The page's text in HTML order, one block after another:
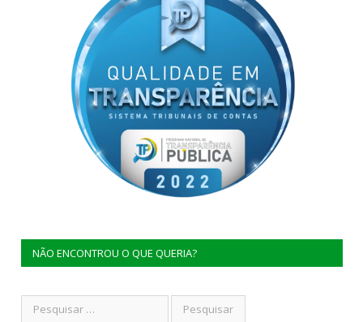
NÃO ENCONTROU O QUE QUERIA?